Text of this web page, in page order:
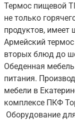
Термос пищевой
не только
продуктов, имеет
Армейский
вторых блюд до
Обеденная
питания.
мебели в
комплексе ПКФ
Оборудование